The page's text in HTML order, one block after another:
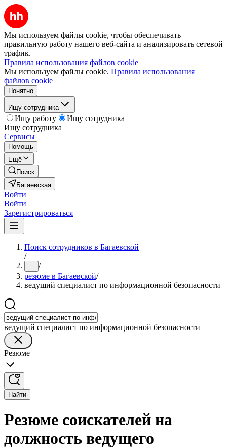
Мы используем файлы cookie, чтобы обеспечивать
правильную работу нашего веб-сайта и анализировать сетевой
трафик.
Правила использования файлов cookie
Мы используем файлы cookie. Правила использования
файлов cookie
Понятно
Ищу сотрудника
Ищу работу
Ищу сотрудника
Ищу сотрудника
Сервисы
Помощь
Ещё
Поиск
Багаевская
Войти
Войти
Зарегистрироваться
Поиск сотрудников в Багаевской
/
... /
резюме в Багаевской/
ведущий специалист по информационной безопасности
ведущий специалист по информационной безопасности
Резюме
Найти
Резюме соискателей на
должность ведущего